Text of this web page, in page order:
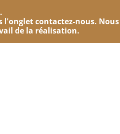
contactez-nous.
de la réalisation.